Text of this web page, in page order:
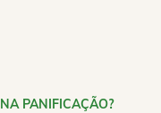
PANIFICAÇÃO?